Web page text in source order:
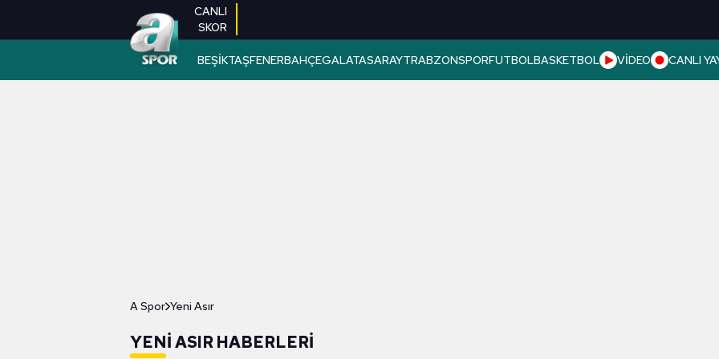
CANLI
SKOR
BEŞİKTAŞFENERBAHÇEGALATASARAYTRABZONSPORFUTBOLBASKETBOL VİDEO CANLI
A Spor Yeni Asır
YENI ASIR HABERLERI